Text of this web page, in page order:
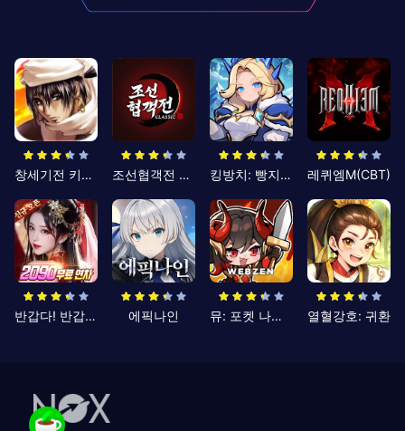
창세기전 키우기 조선협객전 클래식 킹방치: 빵지의 제왕 레퀴엠M(CBT)
반갑다! 반갑삼국지 에픽나인 뮤: 포켓 나이츠 열혈강호: 귀환